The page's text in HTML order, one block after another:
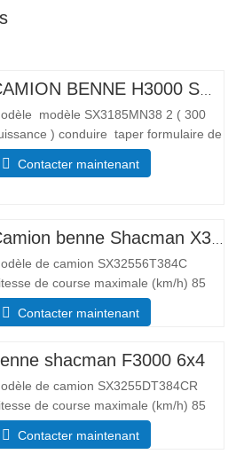
modèle SX3185MN38 2 ( 300
) conduire taper formulaire de
Lester paramètre de poids
trottoir masse (kg) poids à
Paramètres de taille Global …
Contacter maintenant
de camion SX32556T384C
de course maximale (km/h) 85
d’entraînement 6×4 Dimensions
Total 8385*2490*3450 Corps
côté 6 Système de levage
hydraulique levage moyen ou…
Contacter maintenant
shacman F3000 6x4
de camion SX3255DT384CR
de course maximale (km/h) 85
d’entraînement 6×4 Dimensions
Total 8385*2490*3450 Corps
Contacter maintenant